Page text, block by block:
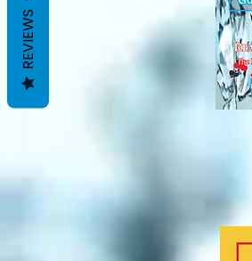
REVIEWS